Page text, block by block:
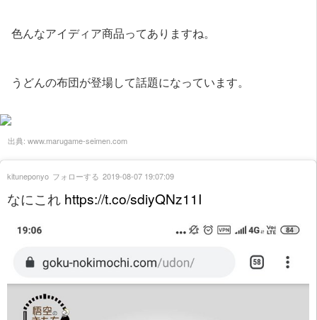
色んなアイディア商品ってありますね。
うどんの布団が登場して話題になっています。
出典: www.marugame-seimen.com
なにこれ https://t.co/sdiyQNz11I
kituneponyo フォローする 2019-08-07 19:07:09